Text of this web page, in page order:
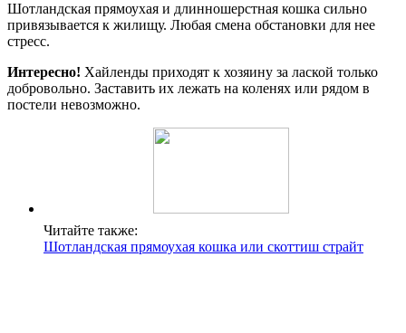
Шотландская прямоухая и длинношерстная кошка сильно
привязывается к жилищу. Любая смена обстановки для нее
стресс.
Интересно! Хайленды приходят к хозяину за лаской только
добровольно. Заставить их лежать на коленях или рядом в
постели невозможно.
Читайте также:
Шотландская прямоухая кошка или скоттиш страйт